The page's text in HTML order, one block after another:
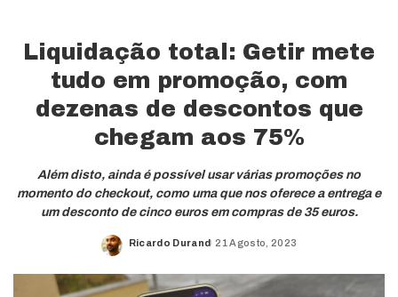
Liquidação total: Getir mete
tudo em promoção, com
dezenas de descontos que
chegam aos 75%
Além disto, ainda é possível usar várias promoções no
momento do checkout, como uma que nos oferece a entrega e
um desconto de cinco euros em compras de 35 euros.
Posted
Ricardo Durand 21 Agosto, 2023